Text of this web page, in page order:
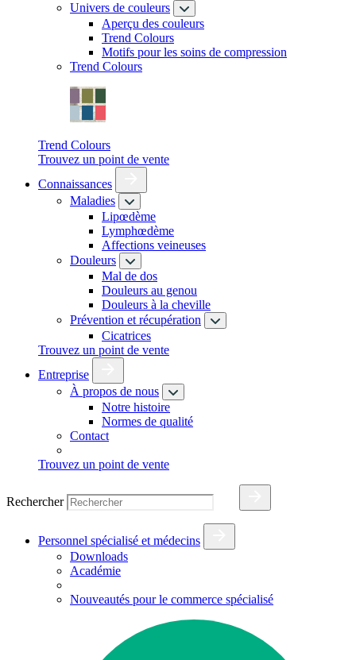
Univers de couleurs
Aperçu des couleurs
Trend Colours
Motifs pour les soins de compression
Trend Colours
Trend Colours
Trouvez un point de vente
Connaissances
Maladies
Lipœdème
Lymphœdème
Affections veineuses
Douleurs
Mal de dos
Douleurs au genou
Douleurs à la cheville
Prévention et récupération
Cicatrices
Trouvez un point de vente
Entreprise
À propos de nous
Notre histoire
Normes de qualité
Contact
Trouvez un point de vente
Rechercher
Personnel spécialisé et médecins
Downloads
Académie
Nouveautés pour le commerce spécialisé